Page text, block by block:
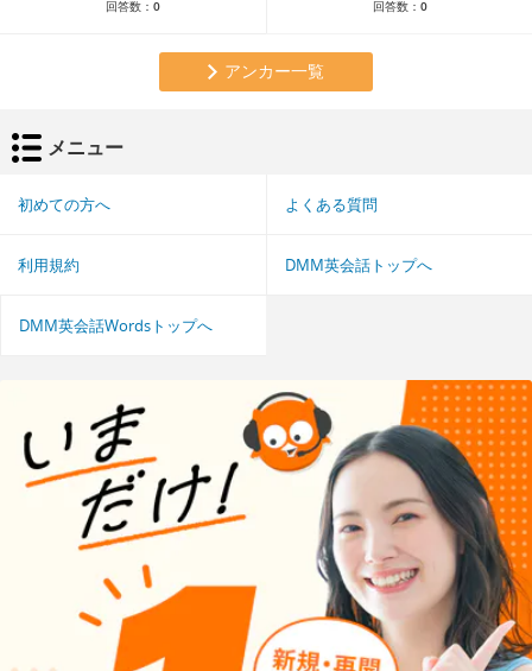
回答数： 0 回答数： 0
アンカー一覧
メニュー
初めての方へ よくある質問
利用規約 DMM英会話トップへ
DMM英会話Wordsトップへ